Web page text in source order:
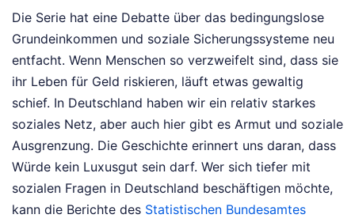
Die Serie hat eine Debatte über das bedingungslose
Grundeinkommen und soziale Sicherungssysteme neu
entfacht. Wenn Menschen so verzweifelt sind, dass sie
ihr Leben für Geld riskieren, läuft etwas gewaltig
schief. In Deutschland haben wir ein relativ starkes
soziales Netz, aber auch hier gibt es Armut und soziale
Ausgrenzung. Die Geschichte erinnert uns daran, dass
Würde kein Luxusgut sein darf. Wer sich tiefer mit
sozialen Fragen in Deutschland beschäftigen möchte,
kann die Berichte des Statistischen Bundesamtes